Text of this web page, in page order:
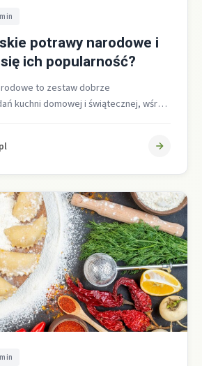
potrawy narodowe i
ich popularność?
to zestaw dobrze
kuchni domowej i świątecznej, wśród